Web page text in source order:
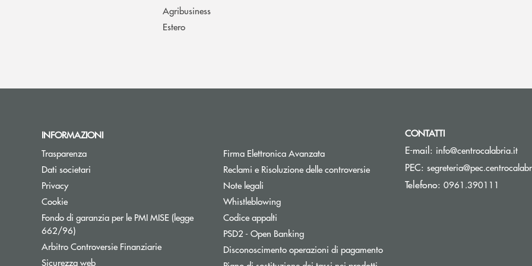
Agribusiness
Estero
INFORMAZIONI
Trasparenza
Dati societari
Privacy
Cookie
Fondo di garanzia per le PMI MISE (legge
662/96)Apre una nuova finestra
Arbitro Controversie FinanziarieApre una nuova finestra
Sicurezza web
Firma Elettronica Avanzata
Reclami e Risoluzione delle controversie
Note legali
Whistleblowing
Codice appalti
PSD2 - Open BankingApre una nuova finestra
Disconoscimento operazioni di pagamento
CONTATTI
E-mail: info@centrocalabria.it(si
PEC:
Telefono: 0961.390111